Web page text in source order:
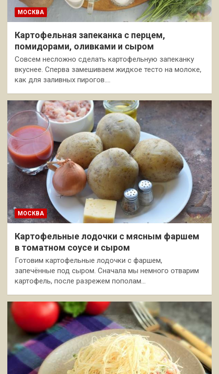
МОСКВА
Картофельная запеканка с перцем,
помидорами, оливками и сыром
Совсем несложно сделать картофельную запеканку
вкуснее. Сперва замешиваем жидкое тесто на молоке,
как для заливных пирогов.…
МОСКВА
Картофельные лодочки с мясным фаршем
в томатном соусе и сыром
Готовим картофельные лодочки с фаршем,
запечённые под сыром. Сначала мы немного отварим
картофель, после разрежем пополам…